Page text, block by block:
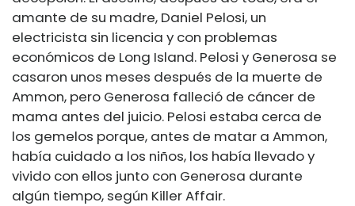
amante de su madre, Daniel Pelosi, un
electricista sin licencia y con problemas
económicos de Long Island. Pelosi y Generosa se
casaron unos meses después de la muerte de
Ammon, pero Generosa falleció de cáncer de
mama antes del juicio. Pelosi estaba cerca de
los gemelos porque, antes de matar a Ammon,
había cuidado a los niños, los había llevado y
vivido con ellos junto con Generosa durante
algún tiempo, según Killer Affair.